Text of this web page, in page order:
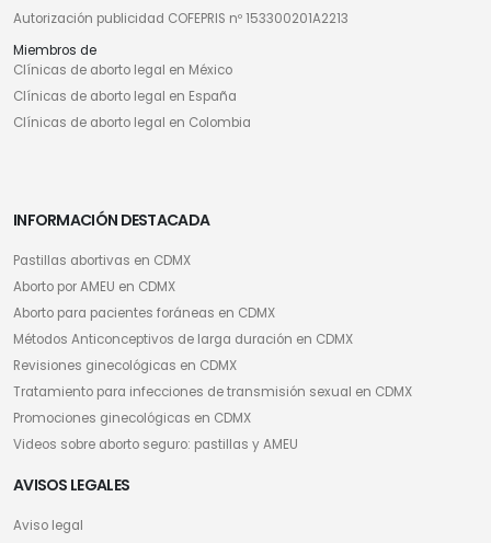
Autorización publicidad COFEPRIS nº 153300201A2213
Miembros de
Clínicas de aborto legal en México
Clínicas de aborto legal en España
Clínicas de aborto legal en Colombia
INFORMACIÓN DESTACADA
Pastillas abortivas en CDMX
Aborto por AMEU en CDMX
Aborto para pacientes foráneas en CDMX
Métodos Anticonceptivos de larga duración en CDMX
Revisiones ginecológicas en CDMX
Tratamiento para infecciones de transmisión sexual en CDMX
Promociones ginecológicas en CDMX
Videos sobre aborto seguro: pastillas y AMEU
AVISOS LEGALES
Aviso legal